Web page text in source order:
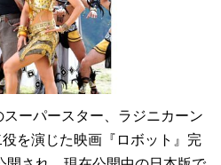
ーパースター、ラジニカーン
を演じた映画『ロボット』完